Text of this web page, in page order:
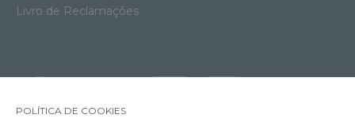
Livro de Reclamações
POLÍTICA DE COOKIES